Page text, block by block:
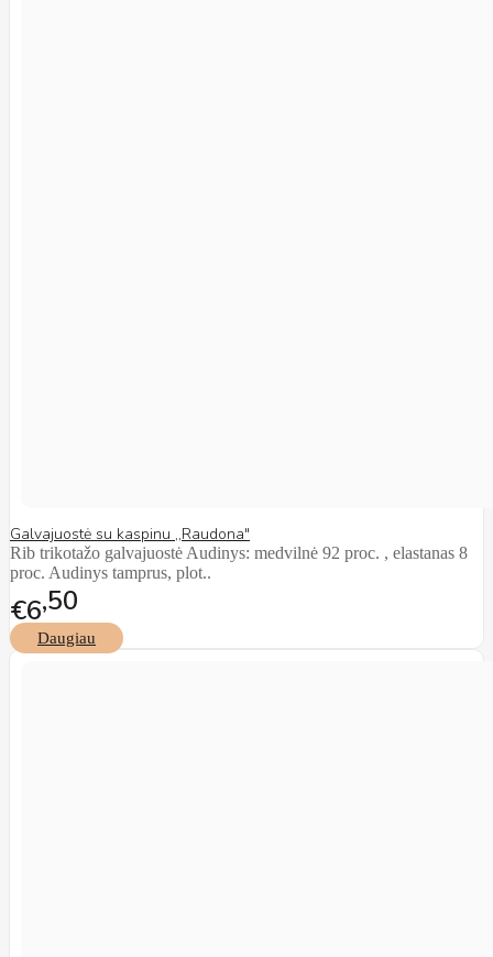
Galvajuostė su kaspinu ,,Raudona"
Rib trikotažo galvajuostė Audinys: medvilnė 92 proc. , elastanas 8
proc. Audinys tamprus, plot..
€6 50
Daugiau